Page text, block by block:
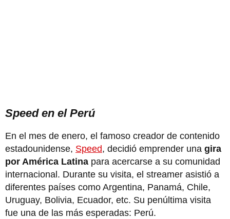
Speed en el Perú
En el mes de enero, el famoso creador de contenido
estadounidense, Speed, decidió emprender una gira
por América Latina para acercarse a su comunidad
internacional. Durante su visita, el streamer asistió a
diferentes países como Argentina, Panamá, Chile,
Uruguay, Bolivia, Ecuador, etc. Su penúltima visita
fue una de las más esperadas: Perú.